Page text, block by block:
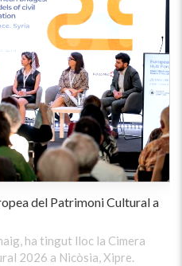
del Patrimoni Cultural a
ha tingut lloc la Cimera
2026 a Nicòsia, Xipre.